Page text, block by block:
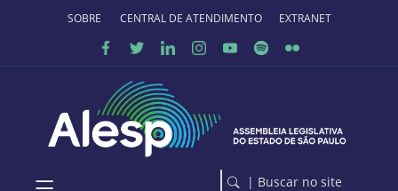
Ir para o conteúdo principal
SOBRE O PORTALCENTRAL DE ATENDIMENTO EXTRANET
| Buscar no site